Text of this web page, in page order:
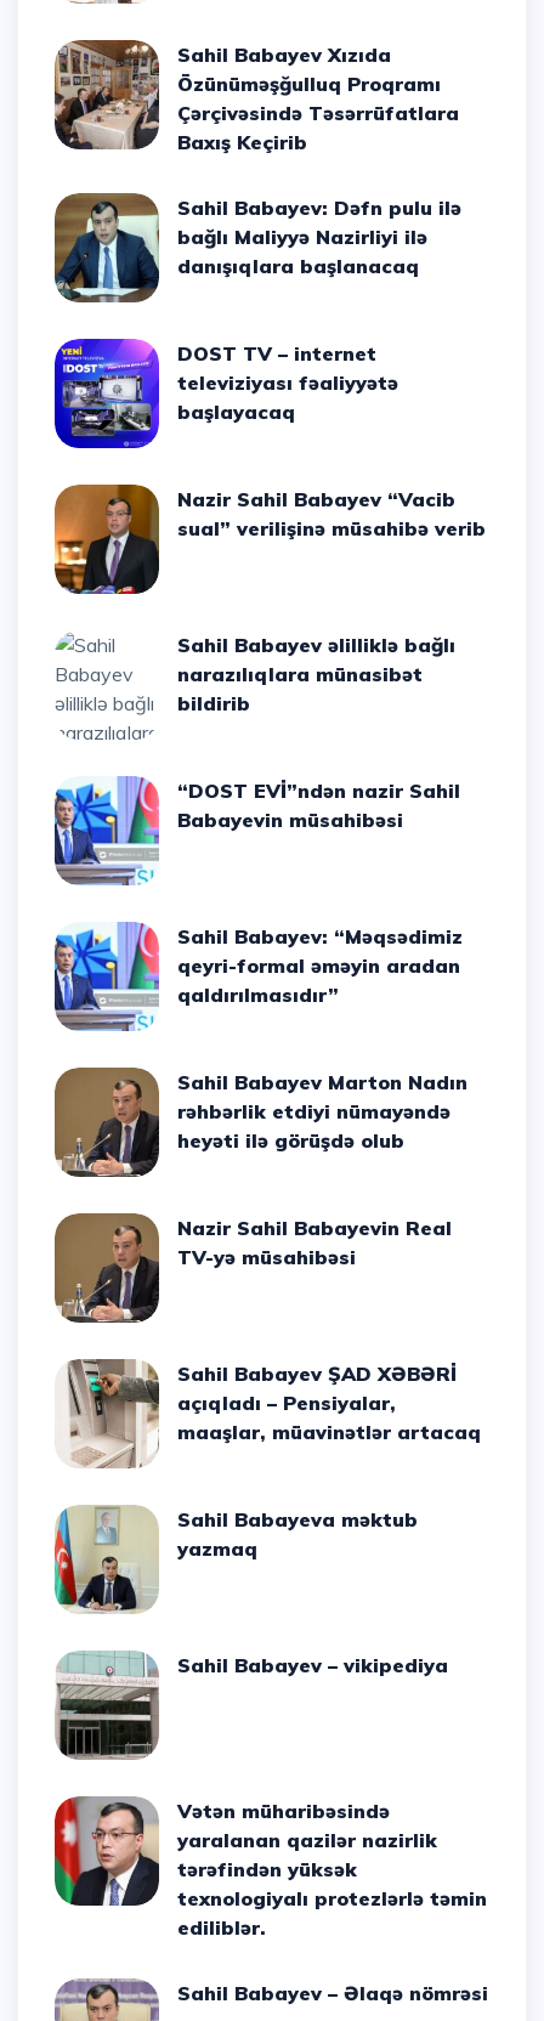
Sahil Babayev Xızıda
Özünüməşğulluq Proqramı
Çərçivəsində Təsərrüfatlara
Baxış Keçirib
Sahil Babayev: Dəfn pulu ilə
bağlı Maliyyə Nazirliyi ilə
danışıqlara başlanacaq
DOST TV – internet
televiziyası fəaliyyətə
başlayacaq
Nazir Sahil Babayev “Vacib
sual” verilişinə müsahibə verib
Sahil Babayev əlilliklə bağlı
narazılıqlara münasibət
bildirib
“DOST EVİ”ndən nazir Sahil
Babayevin müsahibəsi
Sahil Babayev: “Məqsədimiz
qeyri-formal əməyin aradan
qaldırılmasıdır”
Sahil Babayev Marton Nadın
rəhbərlik etdiyi nümayəndə
heyəti ilə görüşdə olub
Nazir Sahil Babayevin Real
TV-yə müsahibəsi
Sahil Babayev ŞAD XƏBƏRİ
açıqladı – Pensiyalar,
maaşlar, müavinətlər artacaq
Sahil Babayeva məktub
yazmaq
Sahil Babayev – vikipediya
Vətən müharibəsində
yaralanan qazilər nazirlik
tərəfindən yüksək
texnologiyalı protezlərlə təmin
ediliblər.
Sahil Babayev – Əlaqə nömrəsi